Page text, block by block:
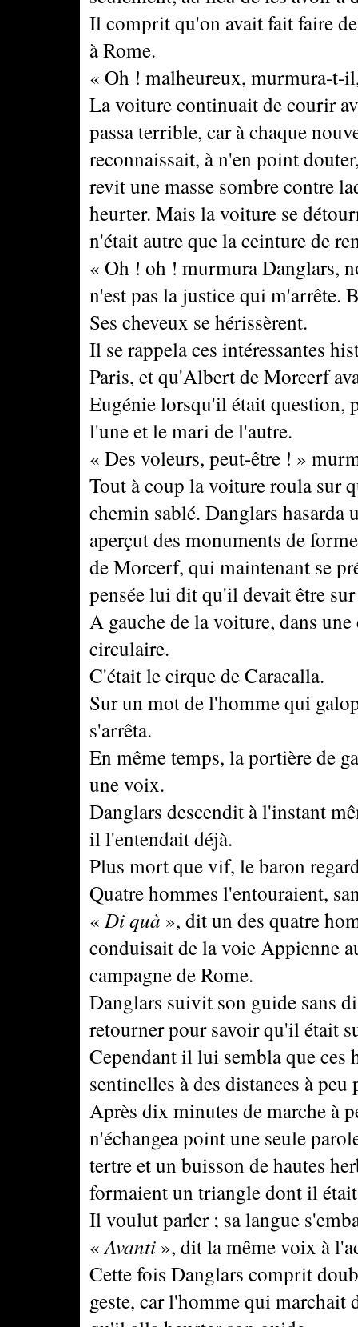
Il comprit qu'on avait fait faire
à Rome.
« Oh ! malheureux, murmura-t-
La voiture continuait de courir
passa terrible, car à chaque
reconnaissait, à n'en point
revit une masse sombre contre
heurter. Mais la voiture se
n'était autre que la ceinture de
« Oh ! oh ! murmura Danglars,
n'est pas la justice qui m'arrête.
Ses cheveux se hérissèrent.
Il se rappela ces intéressantes
Paris, et qu'Albert de Morcerf
Eugénie lorsqu'il était question,
l'une et le mari de l'autre.
« Des voleurs, peut-être ! »
Tout à coup la voiture roula sur
chemin sablé. Danglars hasarda
aperçut des monuments de
de Morcerf, qui maintenant se
pensée lui dit qu'il devait être
A gauche de la voiture, dans
circulaire.
C'était le cirque de Caracalla.
Sur un mot de l'homme qui
s'arrêta.
En même temps, la portière de
une voix.
Danglars descendit à l'instant
il l'entendait déjà.
Plus mort que vif, le baron
Quatre hommes l'entouraient,
« Di quà », dit un des quatre
conduisait de la voie Appienne
campagne de Rome.
Danglars suivit son guide sans
retourner pour savoir qu'il était
Cependant il lui sembla que ces
sentinelles à des distances à peu
Après dix minutes de marche à
n'échangea point une seule
tertre et un buisson de hautes
formaient un triangle dont il
Il voulut parler ; sa langue
«Avanti », dit la même voix à
Cette fois Danglars comprit
geste, car l'homme qui marchait